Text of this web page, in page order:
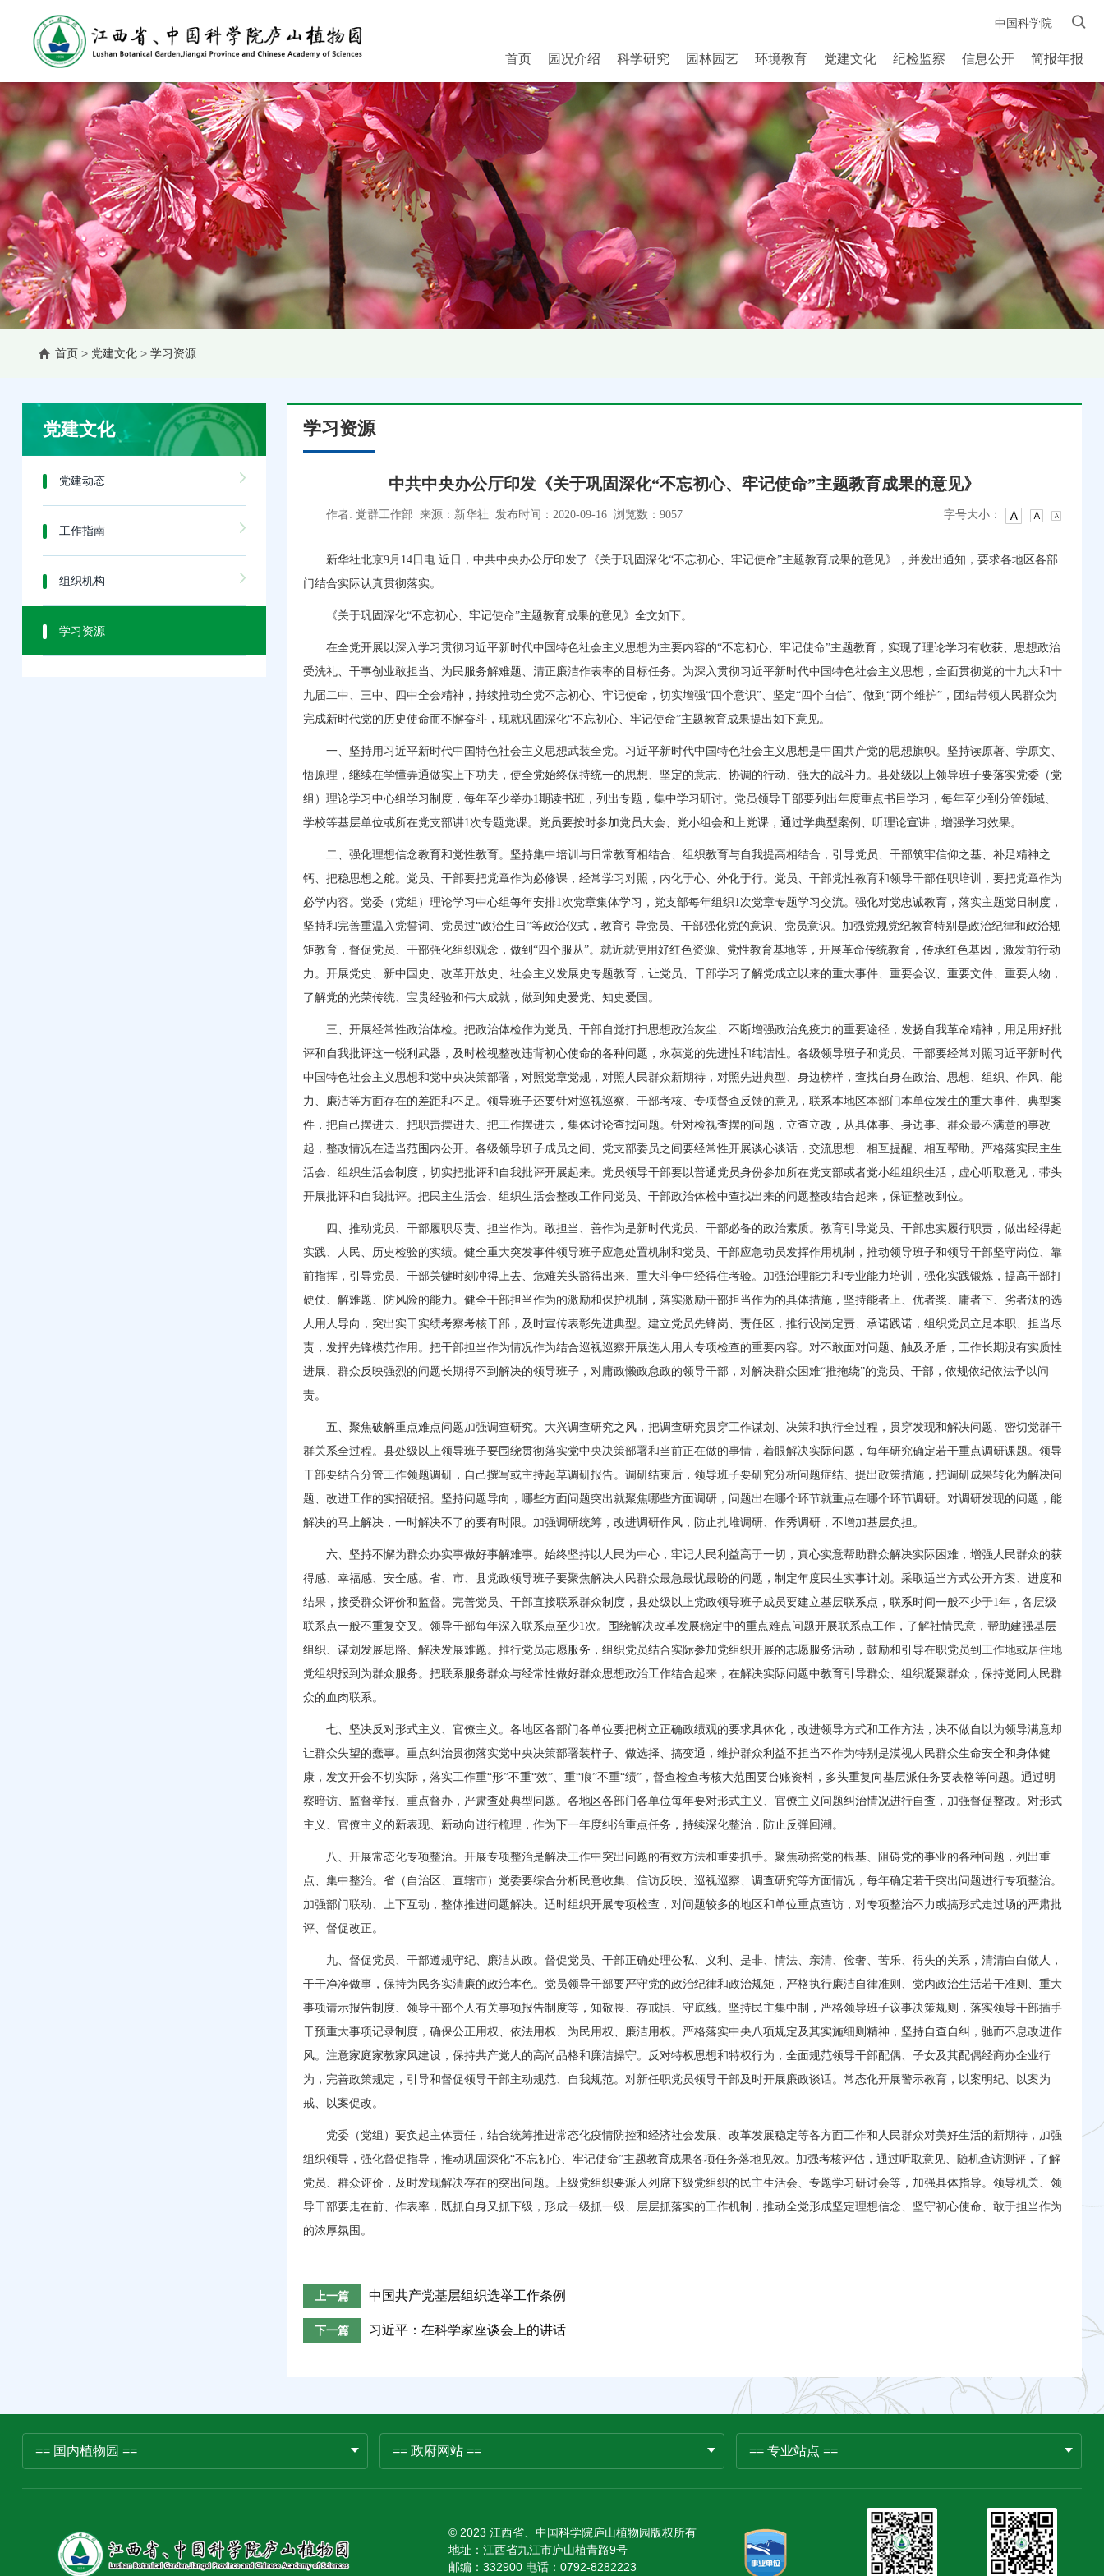
中国科学院
首页 园况介绍 科学研究 园林园艺 环境教育 党建文化 纪检监察 信息公开 简报年报
首页> 党建文化> 学习资源
党建文化
党建动态
工作指南
组织机构
学习资源
学习资源
中共中央办公厅印发《关于巩固深化“不忘初心、牢记使命”主题教育成果的意见》
作者: 党群工作部 来源：新华社 发布时间：2020-09-16 浏览数：9057 字号大小：
新华社北京9月14日电 近日，中共中央办公厅印发了《关于巩固深化“不忘初心、牢记使命”主题教育成果的意见》，并发出通知，要求各地区各部
门结合实际认真贯彻落实。
《关于巩固深化“不忘初心、牢记使命”主题教育成果的意见》全文如下。
在全党开展以深入学习贯彻习近平新时代中国特色社会主义思想为主要内容的“不忘初心、牢记使命”主题教育，实现了理论学习有收获、思想政治
受洗礼、干事创业敢担当、为民服务解难题、清正廉洁作表率的目标任务。为深入贯彻习近平新时代中国特色社会主义思想，全面贯彻党的十九大和十
九届二中、三中、四中全会精神，持续推动全党不忘初心、牢记使命，切实增强“四个意识”、坚定“四个自信”、做到“两个维护”，团结带领人民群众为
完成新时代党的历史使命而不懈奋斗，现就巩固深化“不忘初心、牢记使命”主题教育成果提出如下意见。
一、坚持用习近平新时代中国特色社会主义思想武装全党。习近平新时代中国特色社会主义思想是中国共产党的思想旗帜。坚持读原著、学原文、
悟原理，继续在学懂弄通做实上下功夫，使全党始终保持统一的思想、坚定的意志、协调的行动、强大的战斗力。县处级以上领导班子要落实党委（党
组）理论学习中心组学习制度，每年至少举办1期读书班，列出专题，集中学习研讨。党员领导干部要列出年度重点书目学习，每年至少到分管领域、
学校等基层单位或所在党支部讲1次专题党课。党员要按时参加党员大会、党小组会和上党课，通过学典型案例、听理论宣讲，增强学习效果。
二、强化理想信念教育和党性教育。坚持集中培训与日常教育相结合、组织教育与自我提高相结合，引导党员、干部筑牢信仰之基、补足精神之
钙、把稳思想之舵。党员、干部要把党章作为必修课，经常学习对照，内化于心、外化于行。党员、干部党性教育和领导干部任职培训，要把党章作为
必学内容。党委（党组）理论学习中心组每年安排1次党章集体学习，党支部每年组织1次党章专题学习交流。强化对党忠诚教育，落实主题党日制度，
坚持和完善重温入党誓词、党员过“政治生日”等政治仪式，教育引导党员、干部强化党的意识、党员意识。加强党规党纪教育特别是政治纪律和政治规
矩教育，督促党员、干部强化组织观念，做到“四个服从”。就近就便用好红色资源、党性教育基地等，开展革命传统教育，传承红色基因，激发前行动
力。开展党史、新中国史、改革开放史、社会主义发展史专题教育，让党员、干部学习了解党成立以来的重大事件、重要会议、重要文件、重要人物，
了解党的光荣传统、宝贵经验和伟大成就，做到知史爱党、知史爱国。
三、开展经常性政治体检。把政治体检作为党员、干部自觉打扫思想政治灰尘、不断增强政治免疫力的重要途径，发扬自我革命精神，用足用好批
评和自我批评这一锐利武器，及时检视整改违背初心使命的各种问题，永葆党的先进性和纯洁性。各级领导班子和党员、干部要经常对照习近平新时代
中国特色社会主义思想和党中央决策部署，对照党章党规，对照人民群众新期待，对照先进典型、身边榜样，查找自身在政治、思想、组织、作风、能
力、廉洁等方面存在的差距和不足。领导班子还要针对巡视巡察、干部考核、专项督查反馈的意见，联系本地区本部门本单位发生的重大事件、典型案
件，把自己摆进去、把职责摆进去、把工作摆进去，集体讨论查找问题。针对检视查摆的问题，立查立改，从具体事、身边事、群众最不满意的事改
起，整改情况在适当范围内公开。各级领导班子成员之间、党支部委员之间要经常性开展谈心谈话，交流思想、相互提醒、相互帮助。严格落实民主生
活会、组织生活会制度，切实把批评和自我批评开展起来。党员领导干部要以普通党员身份参加所在党支部或者党小组组织生活，虚心听取意见，带头
开展批评和自我批评。把民主生活会、组织生活会整改工作同党员、干部政治体检中查找出来的问题整改结合起来，保证整改到位。
四、推动党员、干部履职尽责、担当作为。敢担当、善作为是新时代党员、干部必备的政治素质。教育引导党员、干部忠实履行职责，做出经得起
实践、人民、历史检验的实绩。健全重大突发事件领导班子应急处置机制和党员、干部应急动员发挥作用机制，推动领导班子和领导干部坚守岗位、靠
前指挥，引导党员、干部关键时刻冲得上去、危难关头豁得出来、重大斗争中经得住考验。加强治理能力和专业能力培训，强化实践锻炼，提高干部打
硬仗、解难题、防风险的能力。健全干部担当作为的激励和保护机制，落实激励干部担当作为的具体措施，坚持能者上、优者奖、庸者下、劣者汰的选
人用人导向，突出实干实绩考察考核干部，及时宣传表彰先进典型。建立党员先锋岗、责任区，推行设岗定责、承诺践诺，组织党员立足本职、担当尽
责，发挥先锋模范作用。把干部担当作为情况作为结合巡视巡察开展选人用人专项检查的重要内容。对不敢面对问题、触及矛盾，工作长期没有实质性
进展、群众反映强烈的问题长期得不到解决的领导班子，对庸政懒政怠政的领导干部，对解决群众困难“推拖绕”的党员、干部，依规依纪依法予以问
责。
五、聚焦破解重点难点问题加强调查研究。大兴调查研究之风，把调查研究贯穿工作谋划、决策和执行全过程，贯穿发现和解决问题、密切党群干
群关系全过程。县处级以上领导班子要围绕贯彻落实党中央决策部署和当前正在做的事情，着眼解决实际问题，每年研究确定若干重点调研课题。领导
干部要结合分管工作领题调研，自己撰写或主持起草调研报告。调研结束后，领导班子要研究分析问题症结、提出政策措施，把调研成果转化为解决问
题、改进工作的实招硬招。坚持问题导向，哪些方面问题突出就聚焦哪些方面调研，问题出在哪个环节就重点在哪个环节调研。对调研发现的问题，能
解决的马上解决，一时解决不了的要有时限。加强调研统筹，改进调研作风，防止扎堆调研、作秀调研，不增加基层负担。
六、坚持不懈为群众办实事做好事解难事。始终坚持以人民为中心，牢记人民利益高于一切，真心实意帮助群众解决实际困难，增强人民群众的获
得感、幸福感、安全感。省、市、县党政领导班子要聚焦解决人民群众最急最忧最盼的问题，制定年度民生实事计划。采取适当方式公开方案、进度和
结果，接受群众评价和监督。完善党员、干部直接联系群众制度，县处级以上党政领导班子成员要建立基层联系点，联系时间一般不少于1年，各层级
联系点一般不重复交叉。领导干部每年深入联系点至少1次。围绕解决改革发展稳定中的重点难点问题开展联系点工作，了解社情民意，帮助建强基层
组织、谋划发展思路、解决发展难题。推行党员志愿服务，组织党员结合实际参加党组织开展的志愿服务活动，鼓励和引导在职党员到工作地或居住地
党组织报到为群众服务。把联系服务群众与经常性做好群众思想政治工作结合起来，在解决实际问题中教育引导群众、组织凝聚群众，保持党同人民群
众的血肉联系。
七、坚决反对形式主义、官僚主义。各地区各部门各单位要把树立正确政绩观的要求具体化，改进领导方式和工作方法，决不做自以为领导满意却
让群众失望的蠢事。重点纠治贯彻落实党中央决策部署装样子、做选择、搞变通，维护群众利益不担当不作为特别是漠视人民群众生命安全和身体健
康，发文开会不切实际，落实工作重“形”不重“效”、重“痕”不重“绩”，督查检查考核大范围要台账资料，多头重复向基层派任务要表格等问题。通过明
察暗访、监督举报、重点督办，严肃查处典型问题。各地区各部门各单位每年要对形式主义、官僚主义问题纠治情况进行自查，加强督促整改。对形式
主义、官僚主义的新表现、新动向进行梳理，作为下一年度纠治重点任务，持续深化整治，防止反弹回潮。
八、开展常态化专项整治。开展专项整治是解决工作中突出问题的有效方法和重要抓手。聚焦动摇党的根基、阻碍党的事业的各种问题，列出重
点、集中整治。省（自治区、直辖市）党委要综合分析民意收集、信访反映、巡视巡察、调查研究等方面情况，每年确定若干突出问题进行专项整治。
加强部门联动、上下互动，整体推进问题解决。适时组织开展专项检查，对问题较多的地区和单位重点查访，对专项整治不力或搞形式走过场的严肃批
评、督促改正。
九、督促党员、干部遵规守纪、廉洁从政。督促党员、干部正确处理公私、义利、是非、情法、亲清、俭奢、苦乐、得失的关系，清清白白做人，
干干净净做事，保持为民务实清廉的政治本色。党员领导干部要严守党的政治纪律和政治规矩，严格执行廉洁自律准则、党内政治生活若干准则、重大
事项请示报告制度、领导干部个人有关事项报告制度等，知敬畏、存戒惧、守底线。坚持民主集中制，严格领导班子议事决策规则，落实领导干部插手
干预重大事项记录制度，确保公正用权、依法用权、为民用权、廉洁用权。严格落实中央八项规定及其实施细则精神，坚持自查自纠，驰而不息改进作
风。注意家庭家教家风建设，保持共产党人的高尚品格和廉洁操守。反对特权思想和特权行为，全面规范领导干部配偶、子女及其配偶经商办企业行
为，完善政策规定，引导和督促领导干部主动规范、自我规范。对新任职党员领导干部及时开展廉政谈话。常态化开展警示教育，以案明纪、以案为
戒、以案促改。
党委（党组）要负起主体责任，结合统筹推进常态化疫情防控和经济社会发展、改革发展稳定等各方面工作和人民群众对美好生活的新期待，加强
组织领导，强化督促指导，推动巩固深化“不忘初心、牢记使命”主题教育成果各项任务落地见效。加强考核评估，通过听取意见、随机查访测评，了解
党员、群众评价，及时发现解决存在的突出问题。上级党组织要派人列席下级党组织的民主生活会、专题学习研讨会等，加强具体指导。领导机关、领
导干部要走在前、作表率，既抓自身又抓下级，形成一级抓一级、层层抓落实的工作机制，推动全党形成坚定理想信念、坚守初心使命、敢于担当作为
的浓厚氛围。
上一篇 中国共产党基层组织选举工作条例
下一篇 习近平：在科学家座谈会上的讲话
== 国内植物园 == == 政府网站 == == 专业站点 ==
© 2023 江西省、中国科学院庐山植物园版权所有
地址：江西省九江市庐山植青路9号
邮编：332900 电话：0792-8282223